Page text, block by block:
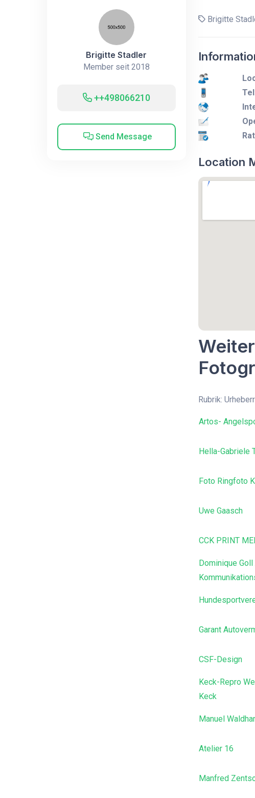
Brigitte Stadler
Member seit 2018
++498066210
Send Message
Brigitte
Location
Rubrik:
Artos-
Hella-Gabriele
Foto Ringfoto
Uwe Gaasch
CCK PRINT
Dominique
Garant
CSF-Design
Keck-Repro
Keck
Manuel
Atelier 16
Manfred